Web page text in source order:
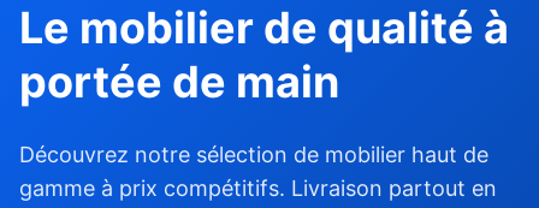
Le mobilier de qualité à
portée de main
Découvrez notre sélection de mobilier haut de
gamme à prix compétitifs. Livraison partout en